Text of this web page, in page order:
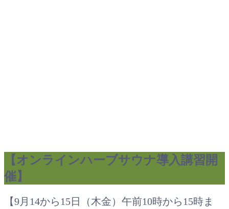
【オンラインハーブサウナ導入講習開
催】
【9月14から15日（木金）午前10時から15時ま